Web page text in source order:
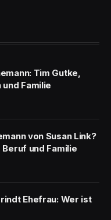
Tim Gutke,
Familie
von Susan Link?
und Familie
Ehefrau: Wer ist